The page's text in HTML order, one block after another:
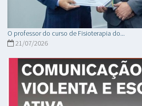
O professor do curso de Fisioterapia do...
21/07/2026